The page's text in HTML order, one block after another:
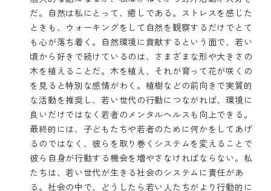
だ。自然は私にとって、癒しである。ストレスを感じた
ときも、ウォーキングをして自然を観察するだけでとて
も心が落ち着く。自然環境に貢献するという面で、若い
頃から好きで続けているのは、さまざまな形や大きさの
木を植えることだ。木を植え、それが育って花が咲くの
を見ると特別な感情がわく。植樹などの前向きで実質的
な活動を推奨し、若い世代の行動につながれば、環境に
良いだけではなく若者のメンタルヘルスも向上できる。
最終的には、子どもたちや若者のために何かをしてあげ
るのではなく、彼らを取り巻くシステムを変えることで
彼ら自身が行動する機会を増やさなければならない。私
たちは、若い世代が生きる社会のシステムに責任があ
る。社会の中で、どうしたら若い人たちがより行動的に